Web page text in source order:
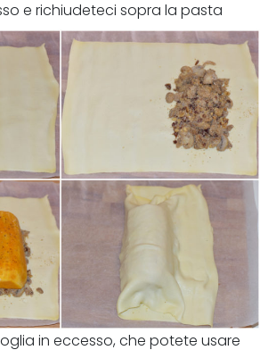
e richiudeteci sopra la pasta
in eccesso, che potete usare